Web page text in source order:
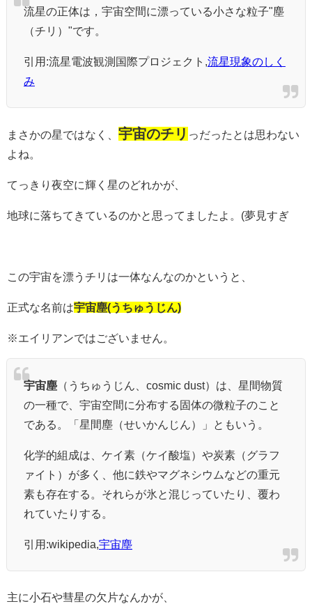
流星の正体は，宇宙空間に漂っている小さな粒子"塵
（チリ）"です。
引用:流星電波観測国際プロジェクト, 流星現象のしく
み
まさかの星ではなく、 宇宙のチリ っだったとは思わない
よね。
てっきり夜空に輝く星のどれかが、
地球に落ちてきているのかと思ってましたよ。(夢見すぎ
この宇宙を漂うチリは一体なんなのかというと、
正式な名前は宇宙塵(うちゅうじん)
※エイリアンではございません。
宇宙塵（うちゅうじん、cosmic dust）は、星間物質
の一種で、宇宙空間に分布する固体の微粒子のこと
である。「星間塵（せいかんじん）」ともいう。
化学的組成は、ケイ素（ケイ酸塩）や炭素（グラフ
ァイト）が多く、他に鉄やマグネシウムなどの重元
素も存在する。それらが氷と混じっていたり、覆わ
れていたりする。
引用:wikipedia, 宇宙塵
主に小石や彗星の欠片なんかが、